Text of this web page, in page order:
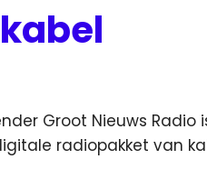
Groot Nieuws
radiopakket van